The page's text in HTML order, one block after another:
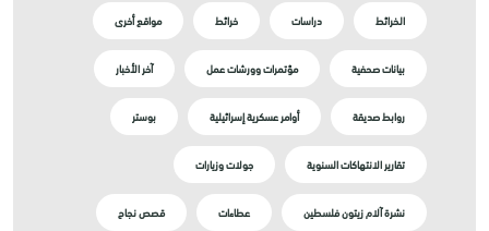
الخرائط دراسات خرائط مواقع أخرى
بيانات صحفية مؤتمرات وورشات عمل آخر الأخبار
روابط صديقة أوامر عسكرية إسرائيلية بوستر
تقارير الانتهاكات السنوية جولات وزيارات
نشرة آلام زيتون فلسطين عطاءات قصص نجاح